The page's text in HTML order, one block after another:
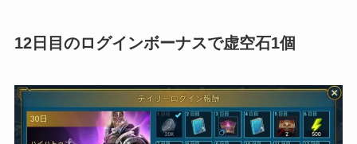
12日目のログインボーナスで虚空石1個